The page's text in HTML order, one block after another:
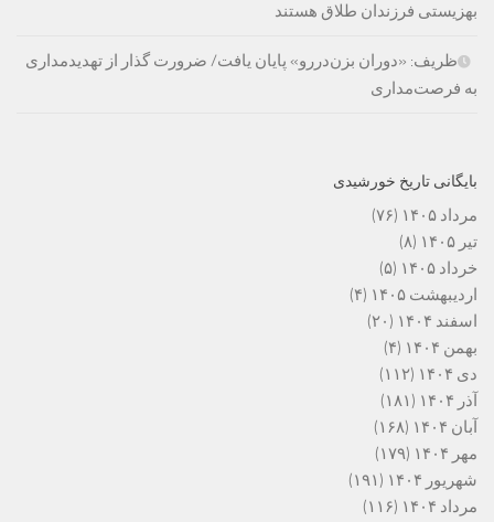
بهزیستی فرزندان طلاق هستند
ظریف: «دوران بزن‌دررو» پایان یافت/ ضرورت گذار از تهدیدمداری
به فرصت‌مداری
بایگانی تاریخ خورشیدی
مرداد ۱۴۰۵
(۷۶)
تیر ۱۴۰۵
(۸)
خرداد ۱۴۰۵
(۵)
اردیبهشت ۱۴۰۵
(۴)
اسفند ۱۴۰۴
(۲۰)
بهمن ۱۴۰۴
(۴)
دی ۱۴۰۴
(۱۱۲)
آذر ۱۴۰۴
(۱۸۱)
آبان ۱۴۰۴
(۱۶۸)
مهر ۱۴۰۴
(۱۷۹)
شهریور ۱۴۰۴
(۱۹۱)
مرداد ۱۴۰۴
(۱۱۶)